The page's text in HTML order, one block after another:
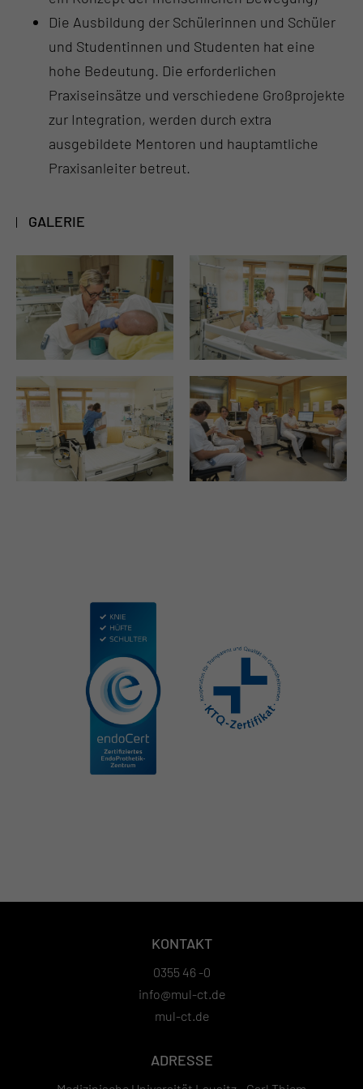
Die Ausbildung der Schülerinnen und Schüler
und Studentinnen und Studenten hat eine
hohe Bedeutung. Die erforderlichen
Praxiseinsätze und verschiedene Großprojekte
zur Integration, werden durch extra
ausgebildete Mentoren und hauptamtliche
Praxisanleiter betreut.
GALERIE
KONTAKT
0355 46 -0
info@mul-ct.de
mul-ct.de
ADRESSE